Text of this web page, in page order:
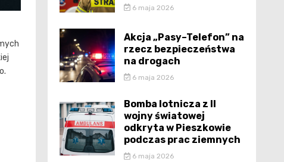
6 maja 2026
Akcja „Pasy–Telefon” na
rzecz bezpieczeństwa
na drogach
6 maja 2026
Bomba lotnicza z II
wojny światowej
odkryta w Pieszkowie
podczas prac ziemnych
6 maja 2026